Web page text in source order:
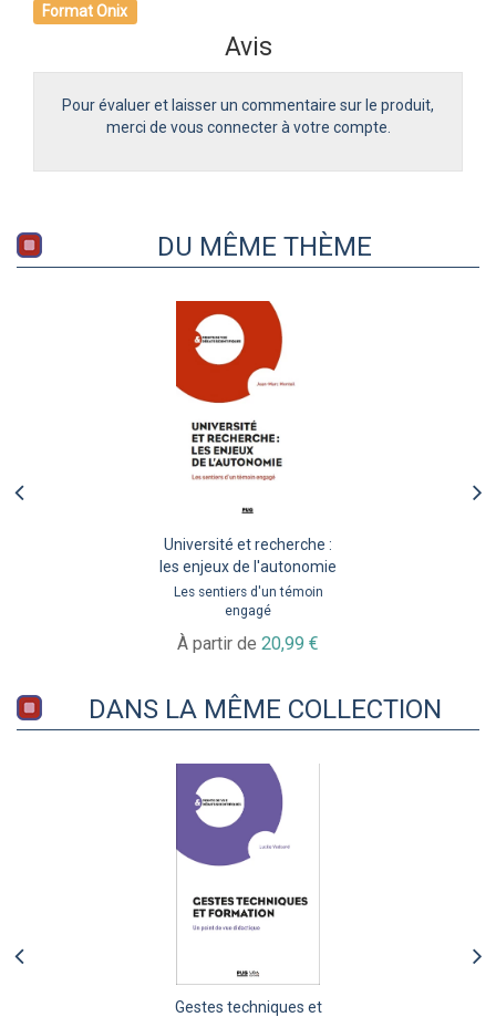
Format Onix
Avis
Pour évaluer et laisser un commentaire sur le produit,
merci de vous connecter à votre compte.
DU MÊME THÈME
Université et recherche :
les enjeux de l'autonomie
Les sentiers d'un témoin
engagé
À partir de 20,99 €
DANS LA MÊME COLLECTION
Gestes techniques et